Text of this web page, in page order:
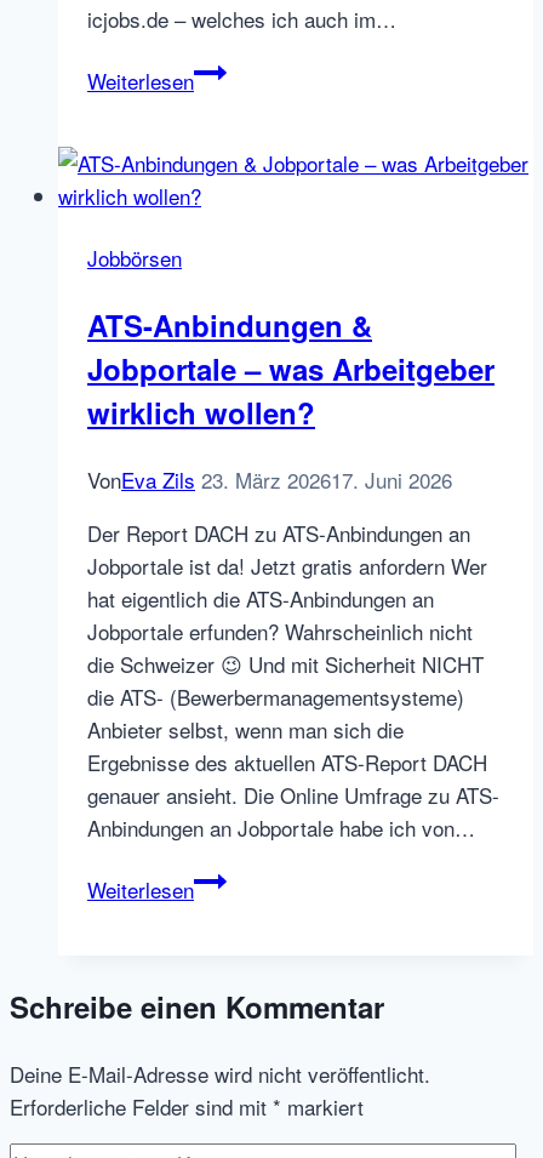
icjobs.de – welches ich auch im…
Weiterlesenicjobs.de
jobbörse.com
Jobbörsen
ATS-Anbindungen &
Jobportale – was Arbeitgeber
wirklich wollen?
VonEva Zils 23. März 202617. Juni 2026
Der Report DACH zu ATS-Anbindungen an
Jobportale ist da! Jetzt gratis anfordern Wer
hat eigentlich die ATS-Anbindungen an
Jobportale erfunden? Wahrscheinlich nicht
die Schweizer 😉 Und mit Sicherheit NICHT
die ATS- (Bewerbermanagementsysteme)
Anbieter selbst, wenn man sich die
Ergebnisse des aktuellen ATS-Report DACH
genauer ansieht. Die Online Umfrage zu ATS-
Anbindungen an Jobportale habe ich von…
WeiterlesenATS-
–
Arbeitgeber
wirklich
wollen?
Schreibe einen Kommentar
Deine E-Mail-Adresse wird nicht veröffentlicht.
Erforderliche Felder sind mit * markiert